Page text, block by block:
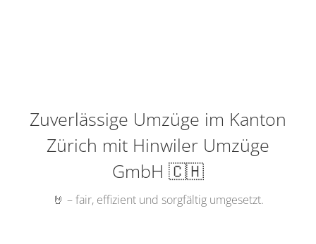
Zuverlässige Umzüge im Kanton
Zürich mit Hinwiler Umzüge
GmbH 🇨🇭
🤘 – fair, effizient und sorgfältig umgesetzt.